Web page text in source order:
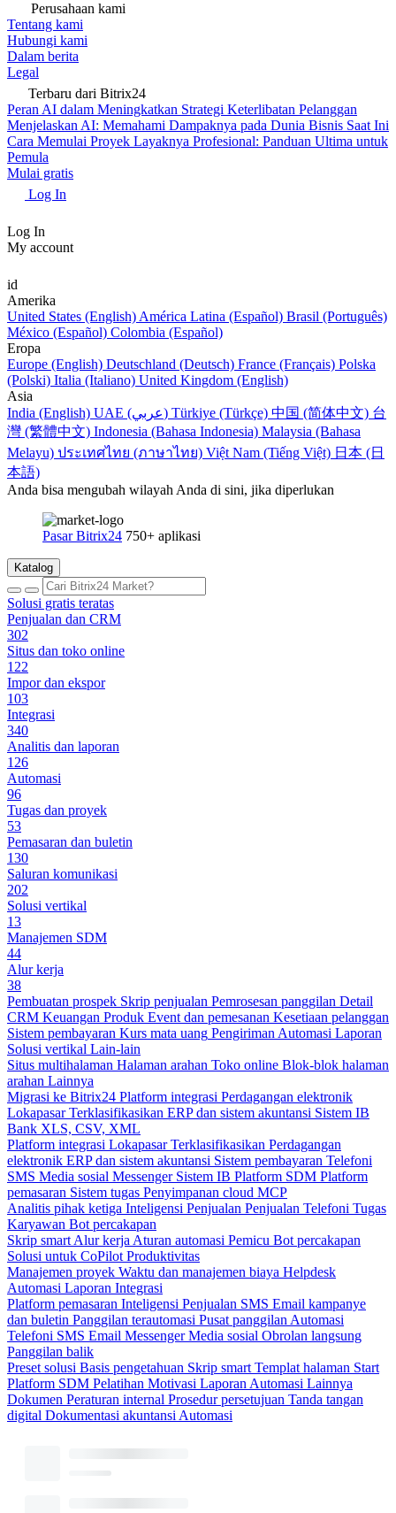
Perusahaan kami
Tentang kami
Hubungi kami
Dalam berita
Legal
Terbaru dari Bitrix24
Peran AI dalam Meningkatkan Strategi Keterlibatan Pelanggan
Menjelaskan AI: Memahami Dampaknya pada Dunia Bisnis Saat Ini
Cara Memulai Proyek Layaknya Profesional: Panduan Ultima untuk
Pemula
Mulai gratis
Log In
Log In
My account
id
Amerika
United States (English) América Latina (Español) Brasil (Português)
México (Español) Colombia (Español)
Eropa
Europe (English) Deutschland (Deutsch) France (Français) Polska
(Polski) Italia (Italiano) United Kingdom (English)
Asia
India (English)
UAE (عربي) Türkiye (Türkçe) 中国 (简体中文) 台
灣 (繁體中文) Indonesia (Bahasa Indonesia) Malaysia (Bahasa
Melayu) ประเทศไทย (ภาษาไทย) Việt Nam (Tiếng Việt) 日本 (日
本語)
Anda bisa mengubah wilayah Anda di sini, jika diperlukan
Pasar Bitrix24 750+ aplikasi
Katalog
Solusi gratis teratas
Penjualan dan CRM
302
Situs dan toko online
122
Impor dan ekspor
103
Integrasi
340
Analitis dan laporan
126
Automasi
96
Tugas dan proyek
53
Pemasaran dan buletin
130
Saluran komunikasi
202
Solusi vertikal
13
Manajemen SDM
44
Alur kerja
38
Pembuatan prospek Skrip penjualan Pemrosesan panggilan Detail
CRM Keuangan Produk Event dan pemesanan Kesetiaan pelanggan
Sistem pembayaran Kurs mata uang Pengiriman Automasi Laporan
Solusi vertikal Lain-lain
Situs multihalaman Halaman arahan Toko online Blok-blok halaman
arahan Lainnya
Migrasi ke Bitrix24 Platform integrasi Perdagangan elektronik
Lokapasar Terklasifikasikan ERP dan sistem akuntansi Sistem IB
Bank XLS, CSV, XML
Platform integrasi Lokapasar Terklasifikasikan Perdagangan
elektronik ERP dan sistem akuntansi Sistem pembayaran Telefoni
SMS Media sosial Messenger Sistem IB Platform SDM Platform
pemasaran Sistem tugas Penyimpanan cloud MCP
Analitis pihak ketiga Inteligensi Penjualan Penjualan Telefoni Tugas
Karyawan Bot percakapan
Skrip smart Alur kerja Aturan automasi Pemicu Bot percakapan
Solusi untuk CoPilot Produktivitas
Manajemen proyek Waktu dan manajemen biaya Helpdesk
Automasi Laporan Integrasi
Platform pemasaran Inteligensi Penjualan SMS Email kampanye
dan buletin Panggilan terautomasi Pusat panggilan Automasi
Telefoni SMS Email Messenger Media sosial Obrolan langsung
Panggilan balik
Preset solusi Basis pengetahuan Skrip smart Templat halaman Start
Platform SDM Pelatihan Motivasi Laporan Automasi Lainnya
Dokumen Peraturan internal Prosedur persetujuan Tanda tangan
digital Dokumentasi akuntansi Automasi